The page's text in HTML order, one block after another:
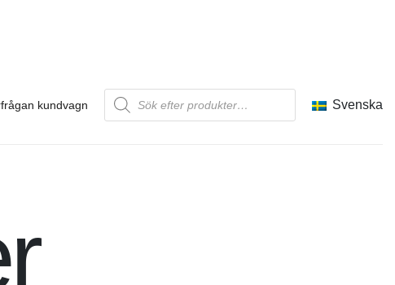
kundvagn
Produktsökning
Svenska